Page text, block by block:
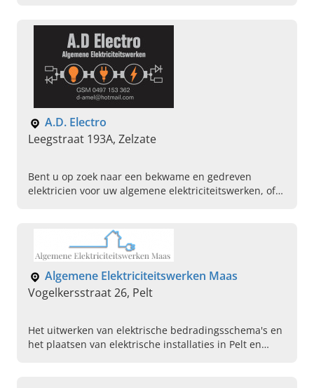
A.D. Electro
Leegstraat 193A, Zelzate
Bent u op zoek naar een bekwame en gedreven
elektricien voor uw algemene elektriciteitswerken, of
Algemene Elektriciteitswerken Maas
Vogelkersstraat 26, Pelt
Het uitwerken van elektrische bedradingsschema's en
het plaatsen van elektrische installaties in Pelt en